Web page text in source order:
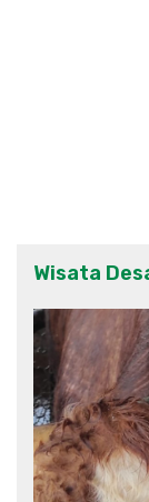
Wisata